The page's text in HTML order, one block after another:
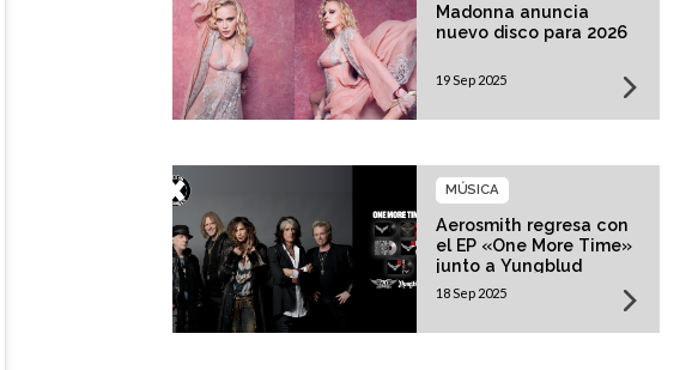
Madonna anuncia
nuevo disco para 2026
19 Sep 2025
Aerosmith regresa con
el EP «One More Time»
junto a Yungblud
MÚSICA
18 Sep 2025